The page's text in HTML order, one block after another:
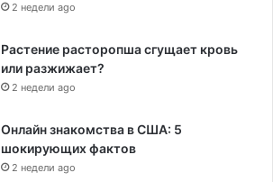
2 недели ago
Растение расторопша сгущает кровь
или разжижает?
2 недели ago
Онлайн знакомства в США: 5
шокирующих фактов
2 недели ago